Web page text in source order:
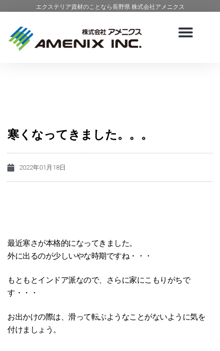
エクステリア資材のことなら長野県 株式会社アメニクス
寒くなってきました。。。
2022年01月18日
最近寒さが本格的になってきました。
外に出るのが少しいやな時期ですね・・・
もともとインドア派なので、さらに家にこもりがちで
す・・・
お出かけの際は、滑って転ぶようなことがないように気を
付けましょう。